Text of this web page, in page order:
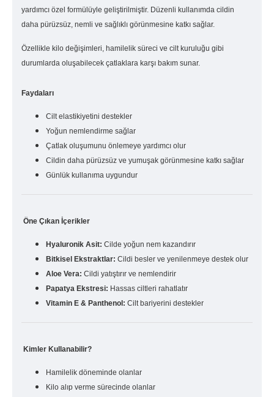
yardımcı özel formülüyle geliştirilmiştir. Düzenli kullanımda cildin
daha pürüzsüz, nemli ve sağlıklı görünmesine katkı sağlar.
Özellikle kilo değişimleri, hamilelik süreci ve cilt kuruluğu gibi
durumlarda oluşabilecek çatlaklara karşı bakım sunar.
Faydaları
Cilt elastikiyetini destekler
Yoğun nemlendirme sağlar
Çatlak oluşumunu önlemeye yardımcı olur
Cildin daha pürüzsüz ve yumuşak görünmesine katkı sağlar
Günlük kullanıma uygundur
Öne Çıkan İçerikler
Hyaluronik Asit: Cilde yoğun nem kazandırır
Bitkisel Ekstraktlar: Cildi besler ve yenilenmeye destek olur
Aloe Vera: Cildi yatıştırır ve nemlendirir
Papatya Ekstresi: Hassas ciltleri rahatlatır
Vitamin E & Panthenol: Cilt bariyerini destekler
Kimler Kullanabilir?
Hamilelik döneminde olanlar
Kilo alıp verme sürecinde olanlar